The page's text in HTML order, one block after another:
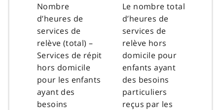
Nombre
d’heures de
services de
relève (total) –
Services de répit
hors domicile
pour les enfants
ayant des
besoins
Le nombre total
d’heures de
services de
relève hors
domicile pour
enfants ayant
des besoins
particuliers
reçus par les